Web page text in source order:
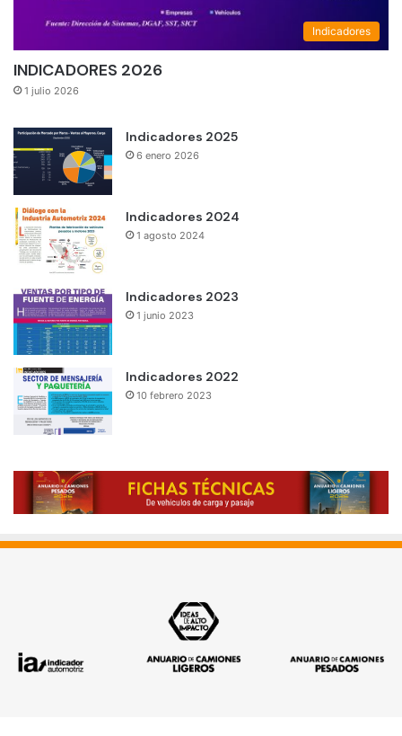
Indicadores
INDICADORES 2026
1 julio 2026
Indicadores 2025
6 enero 2026
Indicadores 2024
1 agosto 2024
Indicadores 2023
1 junio 2023
Indicadores 2022
10 febrero 2023